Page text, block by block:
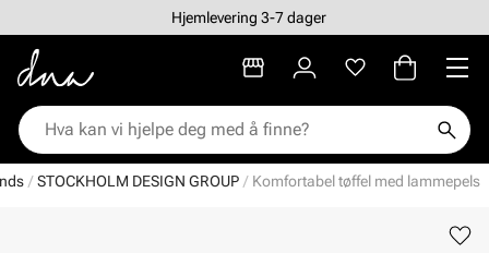
Hjemlevering 3-7 dager
STOCKHOLM DESIGN GROUP Komfortabel tøffel med lammepels